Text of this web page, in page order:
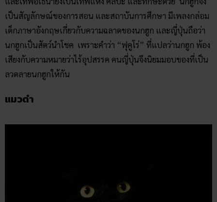
เป็นสัญลักษณ์ของการสอน และสถาบันการศึกษา มีเพลงกล่อม
เด็กภาษาอังกฤษเกี่ยวกับความฉลาดของนกฮูก และญี่ปุ่นถือว่า
นกฮูกเป็นสัตว์นำโชค เพราะคำว่า “ฟุคูโร่” ที่แปลว่านกฮูก พ้อง
เสียงกับความหมายว่าไร้อุปสรรค คนญี่ปุ่นจึงนิยมมอบของที่เป็น
ลวดลายนกฮูกให้กัน
แมวดำ